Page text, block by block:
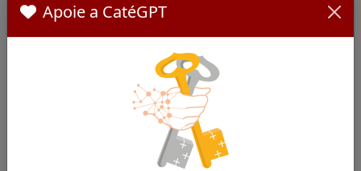
Orani João Tempesta
Apoie a CatéGPT